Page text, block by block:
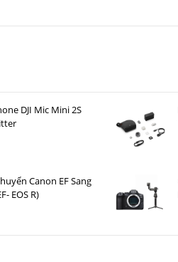
DJI Mic Mini 2S
Canon EF Sang
EOS R)